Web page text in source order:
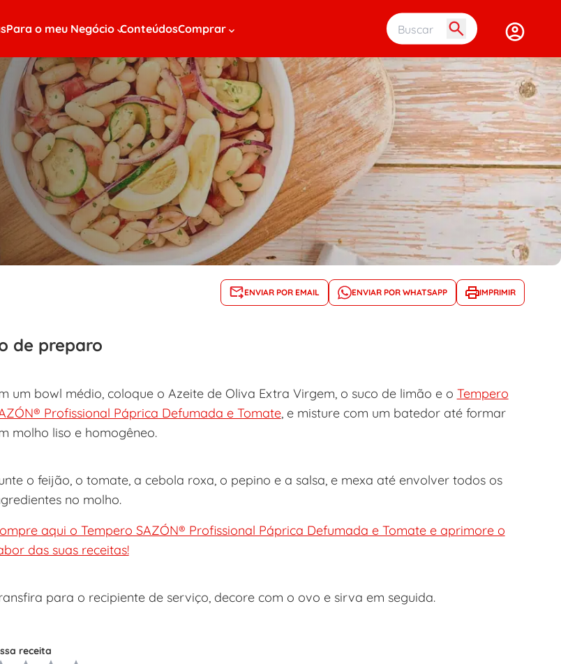
Para o meu Negócio ConteúdosComprar
Buscar
ENVIAR POR EMAIL ENVIAR POR WHATSAPP IMPRIMIR
de preparo
um bowl médio, coloque o Azeite de Oliva Extra Virgem, o suco de limão e o Tempero
Profissional Páprica Defumada e Tomate, e misture com um batedor até formar
molho liso e homogêneo.
o feijão, o tomate, a cebola roxa, o pepino e a salsa, e mexa até envolver todos os
no molho.
aqui o Tempero SAZÓN® Profissional Páprica Defumada e Tomate e aprimore o
das suas receitas!
para o recipiente de serviço, decore com o ovo e sirva em seguida.
receita